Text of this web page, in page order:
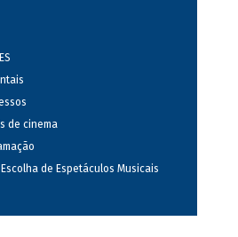
de cinema
de Espetáculos Musicais